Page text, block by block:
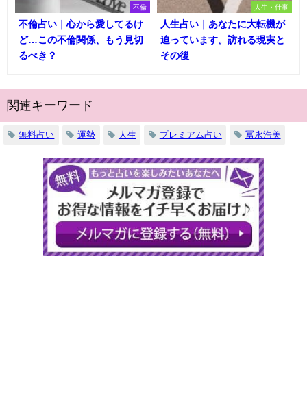
不倫
不倫占い｜心から愛してるけ
ど…この不倫関係、もう見切
るべき？
人生・仕事
人生占い｜あなたに大転機が
迫っています。訪れる現実と
その後
関連キーワード
無料占い 運勢 人生 プレミアム占い 冨永浩美